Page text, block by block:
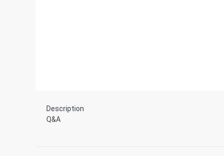
Description
Q&A